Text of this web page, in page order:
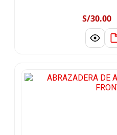
S/30.00